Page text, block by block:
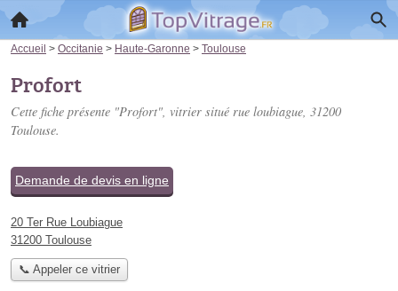
Accueil > Occitanie > Haute-Garonne > Toulouse
Profort
Cette fiche présente "Profort", vitrier situé rue loubiague, 31200
Toulouse.
Demande de devis en ligne
20 Ter Rue Loubiague
31200 Toulouse
📞 Appeler ce vitrier